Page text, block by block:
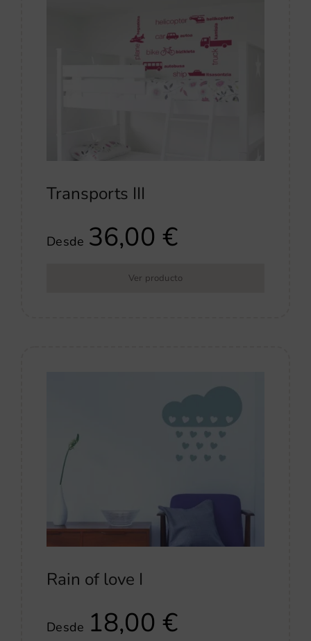
Transports III
Desde 36,00€
Ver producto
Rain of love I
Desde 18,00€